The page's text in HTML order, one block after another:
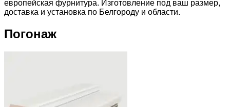
европейская фурнитура. Изготовление под ваш размер,
доставка и установка по Белгороду и области.
Погонаж